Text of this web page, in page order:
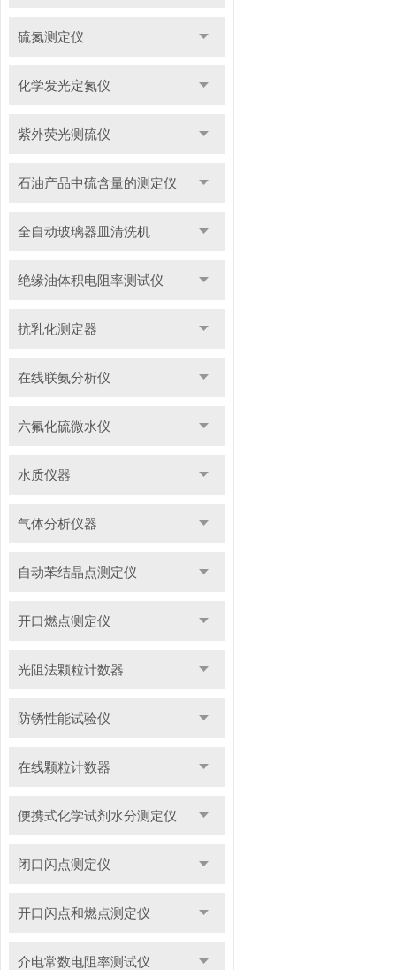
硫氮测定仪
化学发光定氮仪
紫外荧光测硫仪
石油产品中硫含量的测定仪
全自动玻璃器皿清洗机
绝缘油体积电阻率测试仪
抗乳化测定器
在线联氨分析仪
六氟化硫微水仪
水质仪器
气体分析仪器
自动苯结晶点测定仪
开口燃点测定仪
光阻法颗粒计数器
防锈性能试验仪
在线颗粒计数器
便携式化学试剂水分测定仪
闭口闪点测定仪
开口闪点和燃点测定仪
介电常数电阻率测试仪